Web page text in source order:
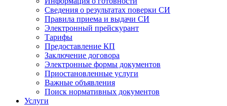
Сведения о результатах поверки СИ
Правила приема и выдачи СИ
Электронный прейскурант
Тарифы
Предоставление КП
Заключение договора
Электронные формы документов
Приостановленные услуги
Важные объявления
Поиск нормативных документов
Услуги